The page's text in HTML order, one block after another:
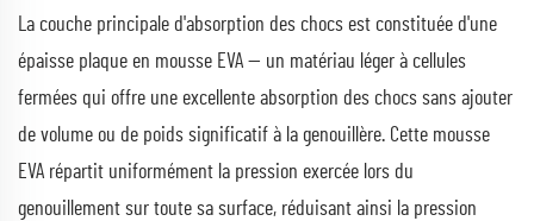
La couche principale d'absorption des chocs est constituée d'une
épaisse plaque en mousse EVA — un matériau léger à cellules
fermées qui offre une excellente absorption des chocs sans ajouter
de volume ou de poids significatif à la genouillère. Cette mousse
EVA répartit uniformément la pression exercée lors du
genouillement sur toute sa surface, réduisant ainsi la pression